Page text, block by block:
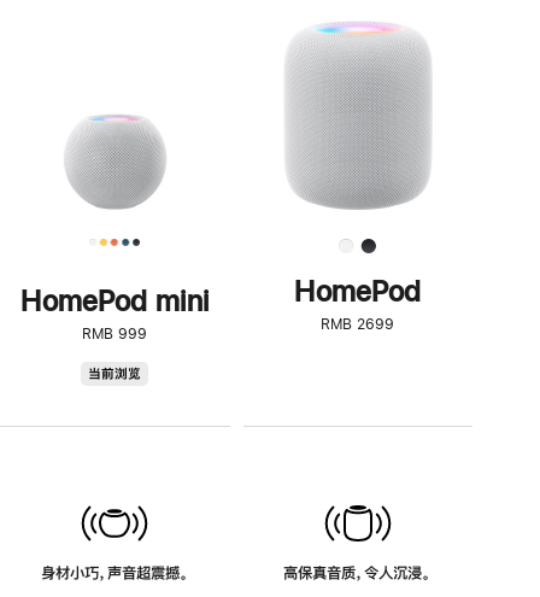
HomePod mini
RMB 999
当前浏览
身材小巧，声音超震撼。
步
了
解
HomePod<
HomePod
RMB 2699
高保真音质，令人沉浸。